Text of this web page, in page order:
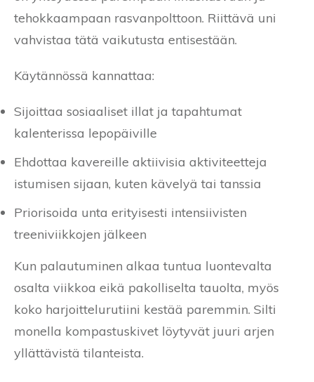
tehokkaampaan rasvanpolttoon. Riittävä uni
vahvistaa tätä vaikutusta entisestään.
Käytännössä kannattaa:
Sijoittaa sosiaaliset illat ja tapahtumat
kalenterissa lepopäiville
Ehdottaa kavereille aktiivisia aktiviteetteja
istumisen sijaan, kuten kävelyä tai tanssia
Priorisoida unta erityisesti intensiivisten
treeniviikkojen jälkeen
Kun palautuminen alkaa tuntua luontevalta
osalta viikkoa eikä pakolliselta tauolta, myös
koko harjoittelurutiini kestää paremmin. Silti
monella kompastuskivet löytyvät juuri arjen
yllättävistä tilanteista.